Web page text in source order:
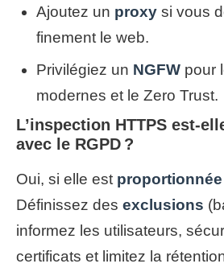
Ajoutez un proxy si vous
finement le web.
Privilégiez un NGFW pour
modernes et le Zero Trust.
L’inspection HTTPS est-
avec le RGPD ?
Oui, si elle est proportionnée
Définissez des exclusions
informez les utilisateurs,
certificats et limitez la